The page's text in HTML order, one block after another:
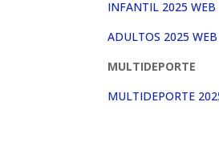
INFANTIL 2025 WEB
ADULTOS 2025 WEB
MULTIDEPORTE
MULTIDEPORTE